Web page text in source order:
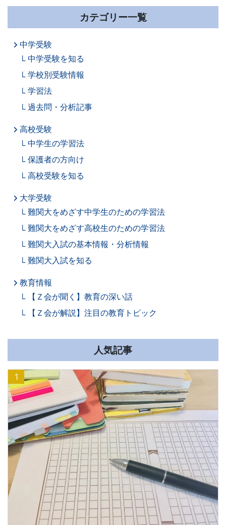
取
で、
皆
ま
の
受
験
生
活
を
ナ
カテゴリー一覧
中学受験
中学受験を知る
学校別受験情報
学習法
過去問・分析記事
高校受験
中学生の学習法
保護者の方向け
高校受験を知る
大学受験
難関大をめざす中学生のための学習法
難関大をめざす高校生のための学習法
難関大入試の基本情報・分析情報
難関大入試を知る
教育情報
【Ｚ会が聞く】教育の深い話
【Ｚ会が解説】注目の教育トピック
人気記事
1